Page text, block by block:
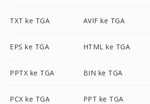
TXT ke TGA AVIF ke TGA
EPS ke TGA HTML ke TGA
PPTX ke TGA BIN ke TGA
PCX ke TGA PPT ke TGA